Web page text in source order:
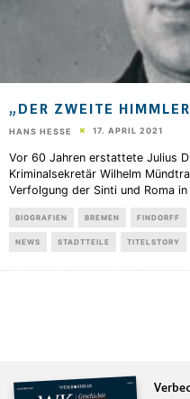
„DER ZWEITE
HANS HESSE 17. APRIL 2021
Vor 60 Jahren erstattete Julius
Kriminalsekretär Wilhelm
Verfolgung der Sinti und Roma in
BIOGRAFIEN BREMEN FINDORFF
NEWS STADTTEILE TITELSTORY